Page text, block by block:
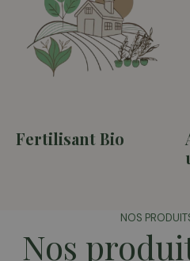
Fertilisant Bio
NOS
Nos